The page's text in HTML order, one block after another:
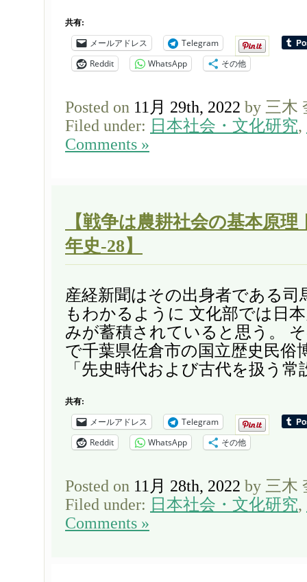
共有:
メールアドレス
Telegram
Reddit
WhatsApp その他
Posted on 11月 29th, 2022 by 三木
Filed under: 日本社会・文化研究,
Comments »
【戦争は農耕社会の基本原理
年史-28】
産経新聞はその出身者である司
もわかるように 文化部では日
みが蓄積されていると思う。
で千葉県佐倉市の国立歴史民俗
「先史時代および古代を扱う
共有:
メールアドレス
Telegram
Reddit
WhatsApp その他
Posted on 11月 28th, 2022 by 三木
Filed under: 日本社会・文化研究,
Comments »